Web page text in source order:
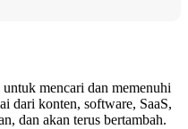
mencari dan memenuhi
dari konten, software, SaaS,
dan akan terus bertambah.